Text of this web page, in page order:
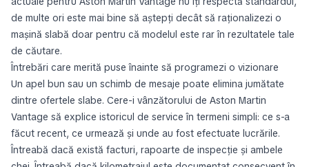
de multe ori este mai bine să aștepți decât să raționalizezi o
mașină slabă doar pentru că modelul este rar în rezultatele tale
de căutare.
Întrebări care merită puse înainte să programezi o vizionare
Un apel bun sau un schimb de mesaje poate elimina jumătate
dintre ofertele slabe. Cere-i vânzătorului de Aston Martin
Vantage să explice istoricul de service în termeni simpli: ce s-a
făcut recent, ce urmează și unde au fost efectuate lucrările.
Întreabă dacă există facturi, rapoarte de inspecție și ambele